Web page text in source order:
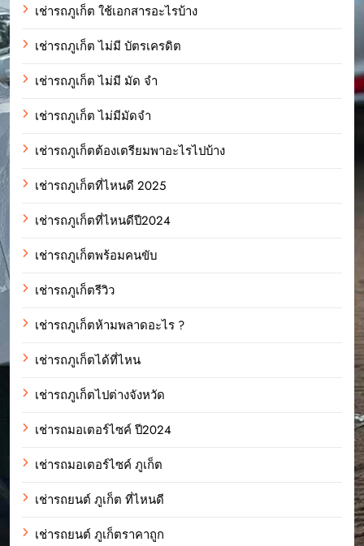
เช่ารถภูเก็ต ใช้เอกสารอะไรบ้าง
เช่ารถภูเก็ต ไม่มี บัตรเครดิต
เช่ารถภูเก็ต ไม่มี มัด จํา
เช่ารถภูเก็ต ไม่มีมัดจำ
เช่ารถภูเก็ตต้องเตรียมพาอะไรไปบ้าง
เช่ารถภูเก็ตที่ไหนดี 2025
เช่ารถภูเก็ตที่ไหนดีปี2024
เช่ารถภูเก็ตพร้อมคนขับ
เช่ารถภูเก็ตรีวิว
เช่ารถภูเก็ตห้ามพลาดอะไร ?
เช่ารถภูเก็ตได้ที่ไหน
เช่ารถภูเก็ตไปต่างจังหวัด
เช่ารถมอเตอร์ไซค์ ปี2024
เช่ารถมอเตอร์ไซค์ ภูเก็ต
เช่ารถยนต์ ภูเก็ต ที่ไหนดี
เช่ารถยนต์ ภูเก็ตราคาถูก